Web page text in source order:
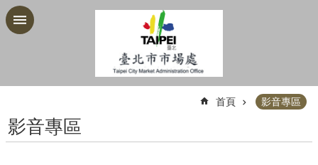
跳到主要內容區塊
首頁 影音專區
影音專區